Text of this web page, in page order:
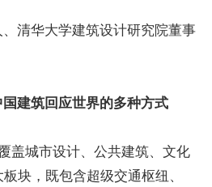
、清华大学建筑设计研究院董事
建筑回应世界的多种方式
盖城市设计、公共建筑、文化
块，既包含超级交通枢纽、